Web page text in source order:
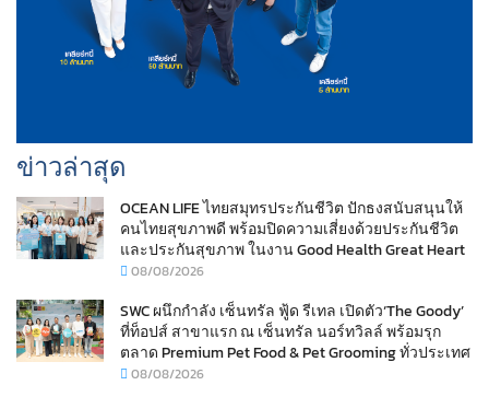
ข่าวล่าสุด
OCEAN LIFE ไทยสมุทรประกันชีวิต ปักธงสนับสนุนให้
คนไทยสุขภาพดี พร้อมปิดความเสี่ยงด้วยประกันชีวิต
และประกันสุขภาพ ในงาน Good Health Great Heart
08/08/2026
SWC ผนึกกำลัง เซ็นทรัล ฟู้ด รีเทล เปิดตัว‘The Goody’
ที่ท็อปส์ สาขาแรก ณ เซ็นทรัล นอร์ทวิลล์ พร้อมรุก
ตลาด Premium Pet Food & Pet Grooming ทั่วประเทศ
08/08/2026